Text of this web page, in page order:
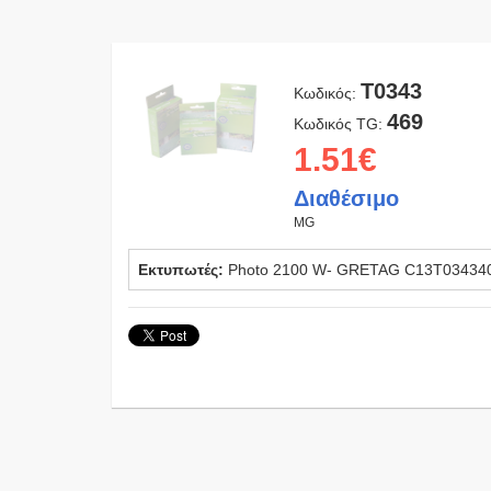
Κωδικός: T0343
Κωδικός TG:469
1.51€
Διαθέσιμο
MG
Εκτυπωτές: Photo 2100 W- GRETAG